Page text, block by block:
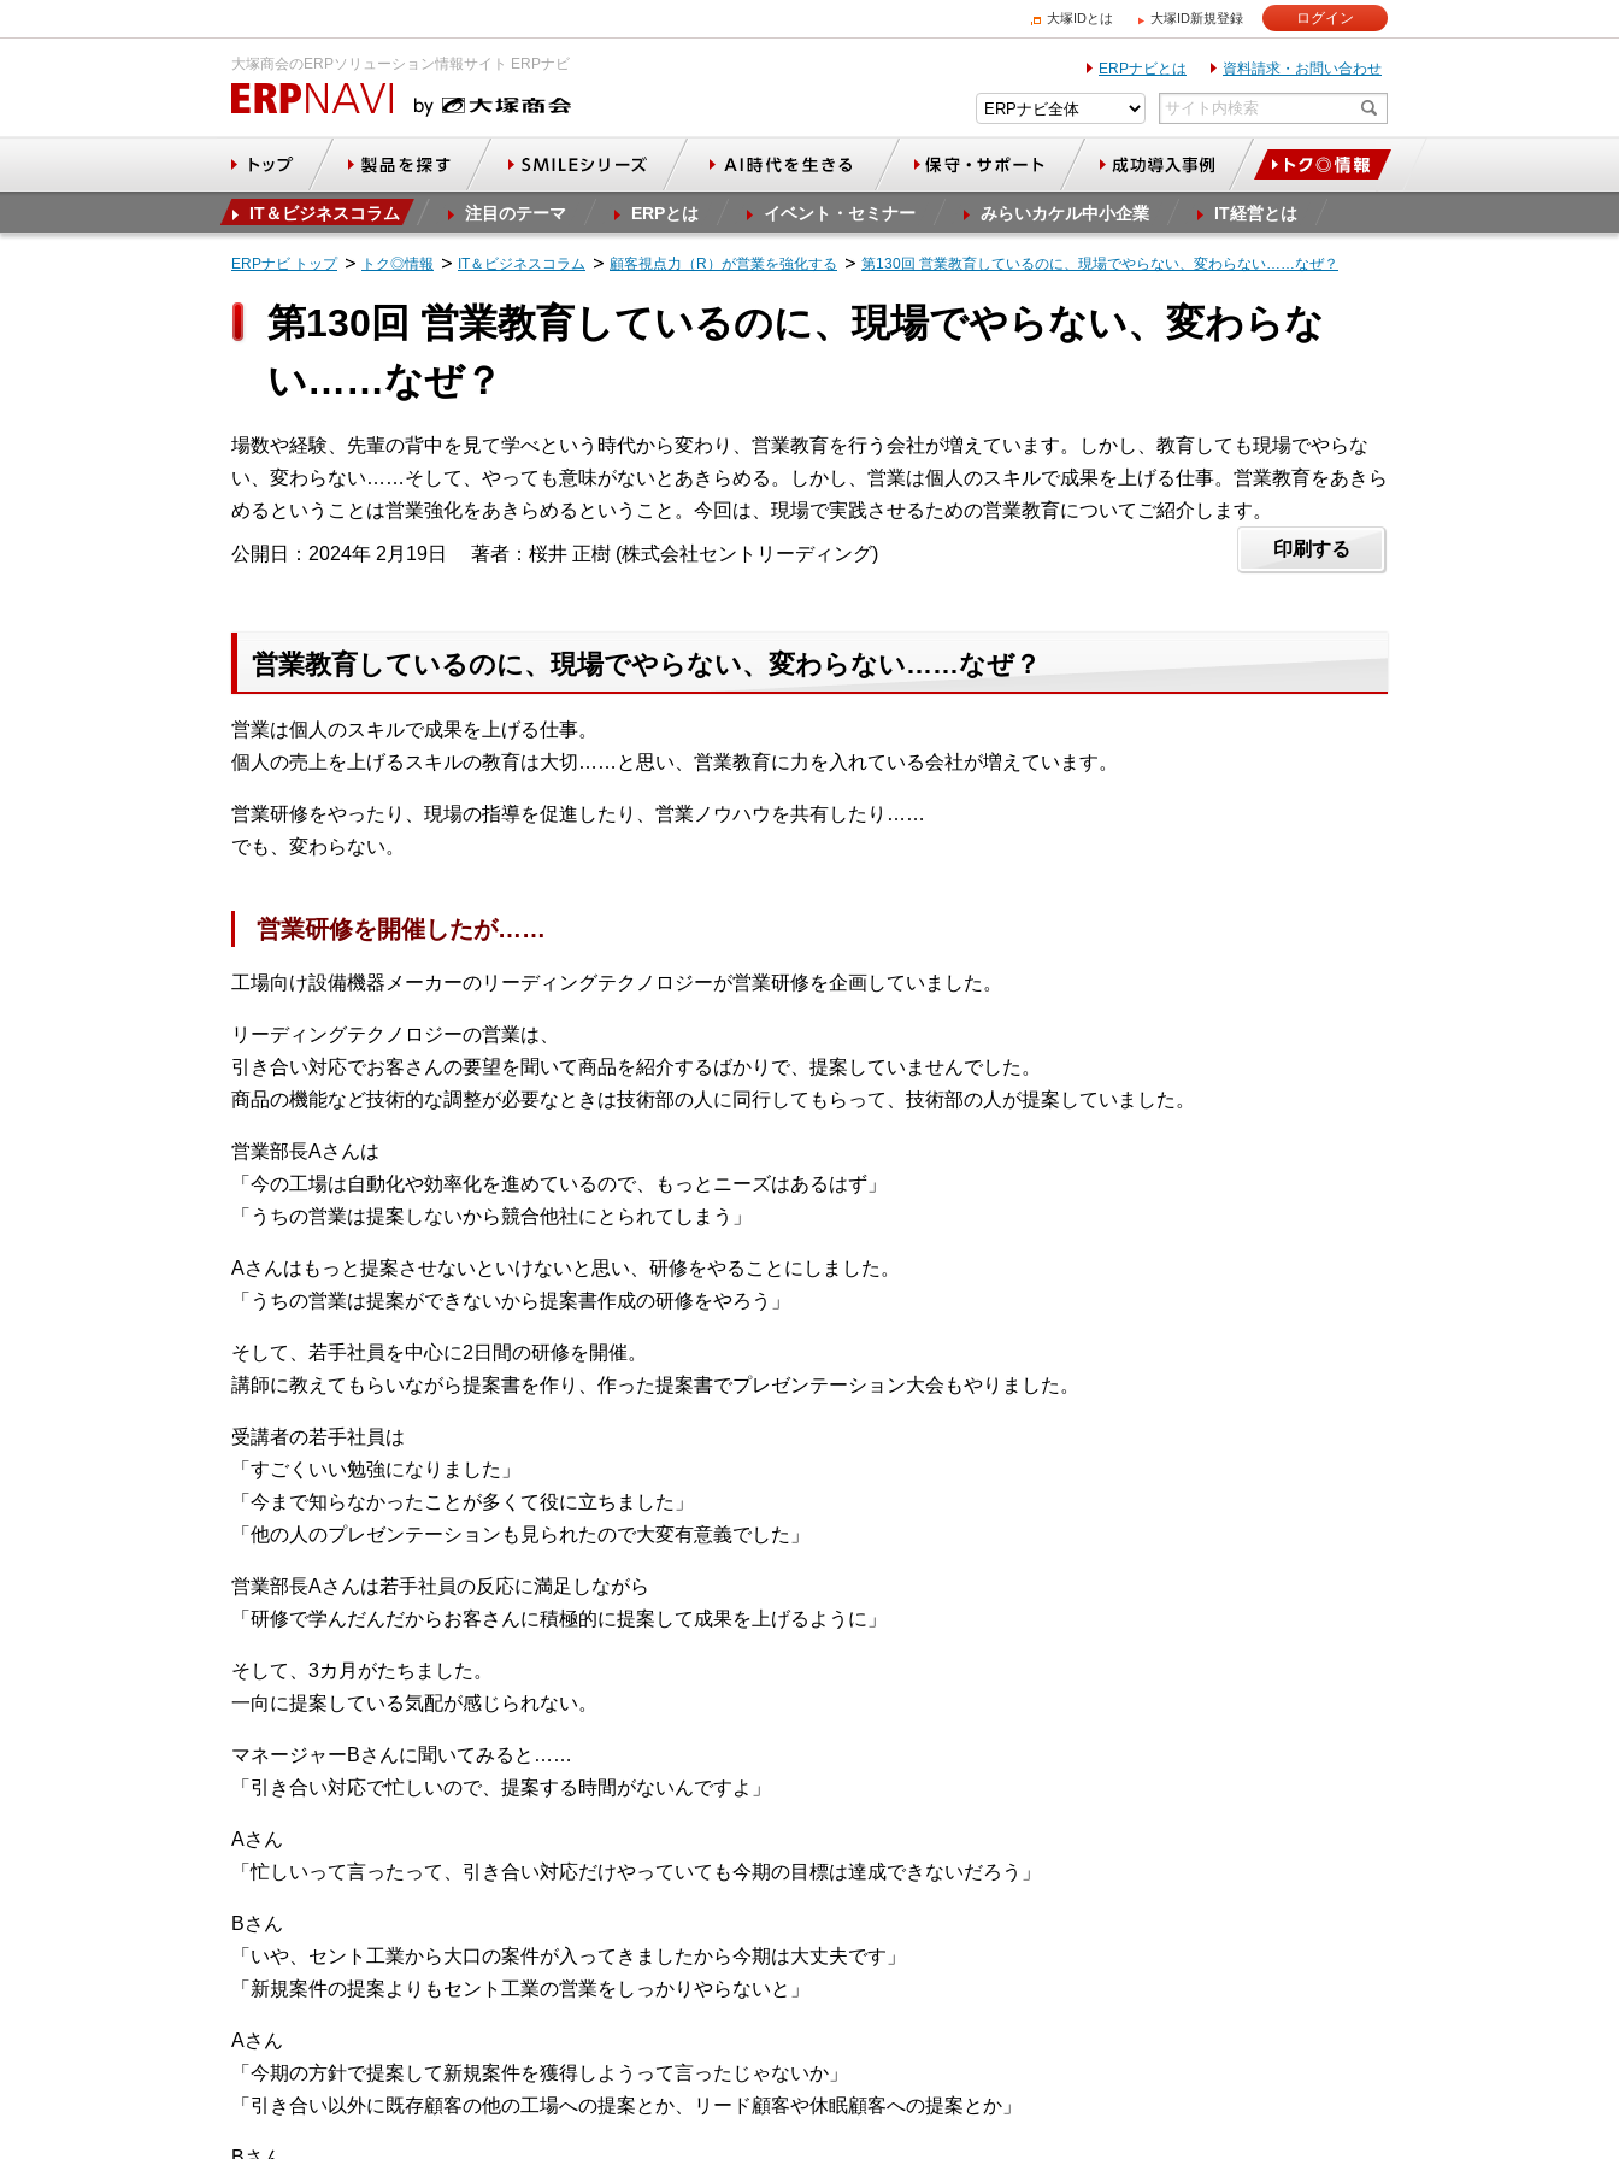
大塚IDとは 大塚ID新規登録 ログイン
大塚商会のERPソリューション情報サイト ERPナビ ERPナビとは 資料請求・お問い合わせ
IT＆ビジネスコラム 注目のテーマ ERPとは イベント・セミナー みらいカケル中小企業 IT経営とは
ERPナビ トップ トク◎情報 IT＆ビジネスコラム 顧客視点力（R）が営業を強化する 第130回 営業教育しているのに、現場でやらない、変わらない……なぜ？
第130回 営業教育しているのに、現場でやらない、変わらな
い……なぜ？
場数や経験、先輩の背中を見て学べという時代から変わり、営業教育を行う会社が増えています。しかし、教育しても現場でやらな
い、変わらない……そして、やっても意味がないとあきらめる。しかし、営業は個人のスキルで成果を上げる仕事。営業教育をあきら
めるということは営業強化をあきらめるということ。今回は、現場で実践させるための営業教育についてご紹介します。
公開日：2024年 2月19日 著者：桜井 正樹 (株式会社セントリーディング) 印刷する
営業教育しているのに、現場でやらない、変わらない……なぜ？
営業は個人のスキルで成果を上げる仕事。
個人の売上を上げるスキルの教育は大切……と思い、営業教育に力を入れている会社が増えています。
営業研修をやったり、現場の指導を促進したり、営業ノウハウを共有したり……
でも、変わらない。
営業研修を開催したが……
工場向け設備機器メーカーのリーディングテクノロジーが営業研修を企画していました。
リーディングテクノロジーの営業は、
引き合い対応でお客さんの要望を聞いて商品を紹介するばかりで、提案していませんでした。
商品の機能など技術的な調整が必要なときは技術部の人に同行してもらって、技術部の人が提案していました。
営業部長Aさんは
「今の工場は自動化や効率化を進めているので、もっとニーズはあるはず」
「うちの営業は提案しないから競合他社にとられてしまう」
Aさんはもっと提案させないといけないと思い、研修をやることにしました。
「うちの営業は提案ができないから提案書作成の研修をやろう」
そして、若手社員を中心に2日間の研修を開催。
講師に教えてもらいながら提案書を作り、作った提案書でプレゼンテーション大会もやりました。
受講者の若手社員は
「すごくいい勉強になりました」
「今まで知らなかったことが多くて役に立ちました」
「他の人のプレゼンテーションも見られたので大変有意義でした」
営業部長Aさんは若手社員の反応に満足しながら
「研修で学んだんだからお客さんに積極的に提案して成果を上げるように」
そして、3カ月がたちました。
一向に提案している気配が感じられない。
マネージャーBさんに聞いてみると……
「引き合い対応で忙しいので、提案する時間がないんですよ」
Aさん
「忙しいって言ったって、引き合い対応だけやっていても今期の目標は達成できないだろう」
Bさん
「いや、セント工業から大口の案件が入ってきましたから今期は大丈夫です」
「新規案件の提案よりもセント工業の営業をしっかりやらないと」
Aさん
「今期の方針で提案して新規案件を獲得しようって言ったじゃないか」
「引き合い以外に既存顧客の他の工場への提案とか、リード顧客や休眠顧客への提案とか」